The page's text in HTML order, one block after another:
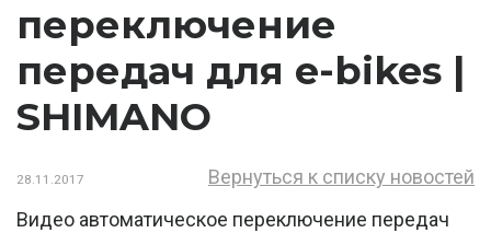
переключение
передач для e-bikes |
SHIMANO
28.11.2017
Вернуться к списку новостей
Видео автоматическое переключение передач